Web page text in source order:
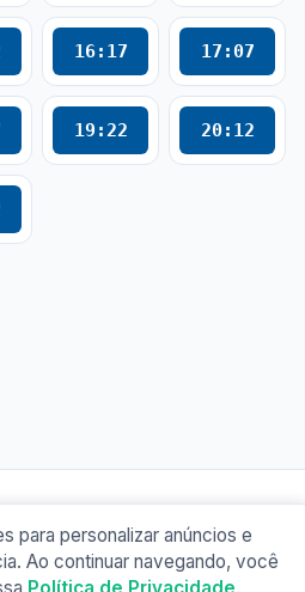
16:17 17:07
19:22 20:12
Busão BR
Política de Privacidade
para personalizar anúncios e
Ao continuar navegando, você